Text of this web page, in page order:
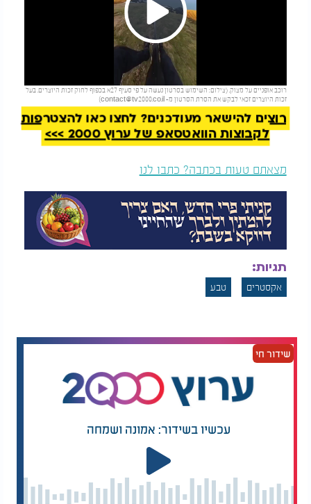
Play
Video
רוכב אופניים על מצוק. (צילום: השימוש בסרטון נעשה על פי סעיף 27א בכפוף לחוק זכות היוצרים. בעל
זכות היוצרים זכאי לבקש את הסרת הסרטון מ- contact@tv2000.co.il
)
להמשך קריאה
רוצים להישאר מעודכנים? לחצו כאן להצטרפות
לקבוצות הוואטסאפ של ערוץ 2000 >>>
מצאתם טעות בכתבה? כתבו לנו
תגיות:
אקסטרים טבע
שידור חי
עכשיו בשידור: אמונה ושמחה